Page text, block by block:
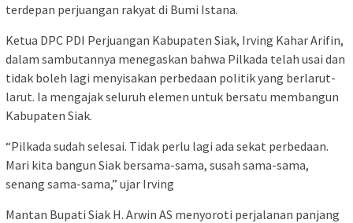
terdepan perjuangan rakyat di Bumi Istana.
Ketua DPC PDI Perjuangan Kabupaten Siak, Irving Kahar Arifin,
dalam sambutannya menegaskan bahwa Pilkada telah usai dan
tidak boleh lagi menyisakan perbedaan politik yang berlarut-
larut. Ia mengajak seluruh elemen untuk bersatu membangun
Kabupaten Siak.
“Pilkada sudah selesai. Tidak perlu lagi ada sekat perbedaan.
Mari kita bangun Siak bersama-sama, susah sama-sama,
senang sama-sama,” ujar Irving
Mantan Bupati Siak H. Arwin AS menyoroti perjalanan panjang